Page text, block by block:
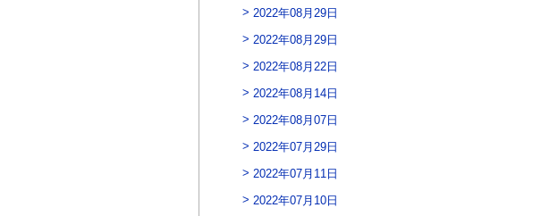
2022年08月29日
2022年08月29日
2022年08月22日
2022年08月14日
2022年08月07日
2022年07月29日
2022年07月11日
2022年07月10日